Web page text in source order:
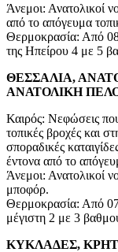
Άνεμοι: Ανατολικοί
από το απόγευμα
Θερμοκρασία: Από
της Ηπείρου 4 με 5
ΘΕΣΣΑΛΙΑ,
ΑΝΑΤΟΛΙΚΗ
Καιρός: Νεφώσεις
τοπικές βροχές και
σποραδικές
έντονα από το
Άνεμοι: Ανατολικοί
μποφόρ.
Θερμοκρασία: Από
μέγιστη 2 με 3
ΚΥΚΛΑΔΕΣ,